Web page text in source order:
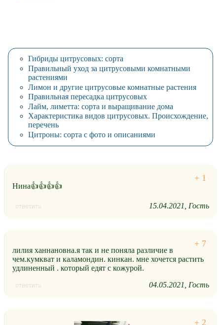
Гибриды цитрусовых: сорта
Правильный уход за цитрусовыми комнатными
растениями
Лимон и другие цитрусовые комнатные растения
Правильная пересадка цитрусовых
Лайм, лиметта: сорта и выращивание дома
Характеристика видов цитрусовых. Происхождение,
перечень
Цитроны: сорта с фото и описаниями
Нина👍👍👍👍
ответить 15.04.2021 Гость
лилия ханнановна.я так и не поняла различие в
чем.кумкват и каламондин. кинкан. мне хочется растить
удлиненный . который едят с кожурой.
ответить 04.05.2021 Гость